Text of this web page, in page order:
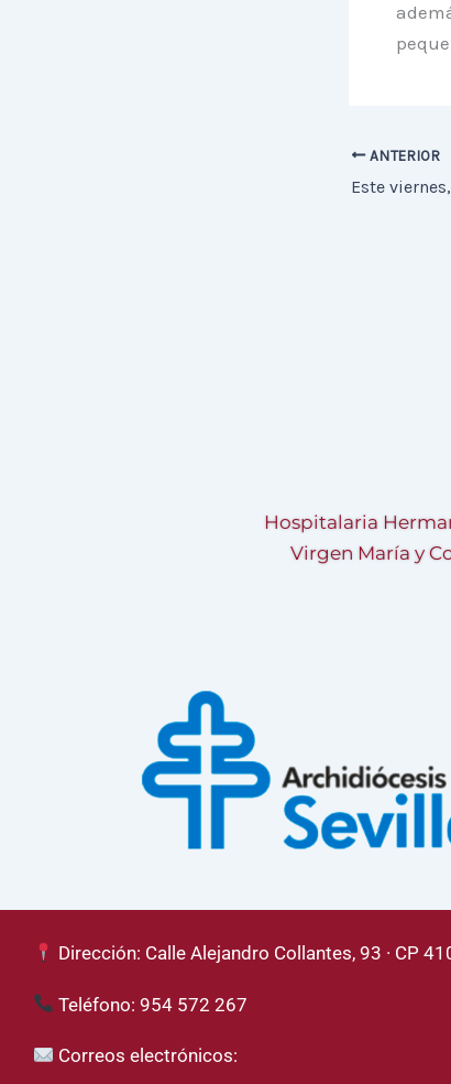
ANTERIOR
Este
Hospitalaria
Virgen María y
Dirección: Calle Alejandro Collantes, 93 · CP
Teléfono: 954 572 267
Correos electrónicos: